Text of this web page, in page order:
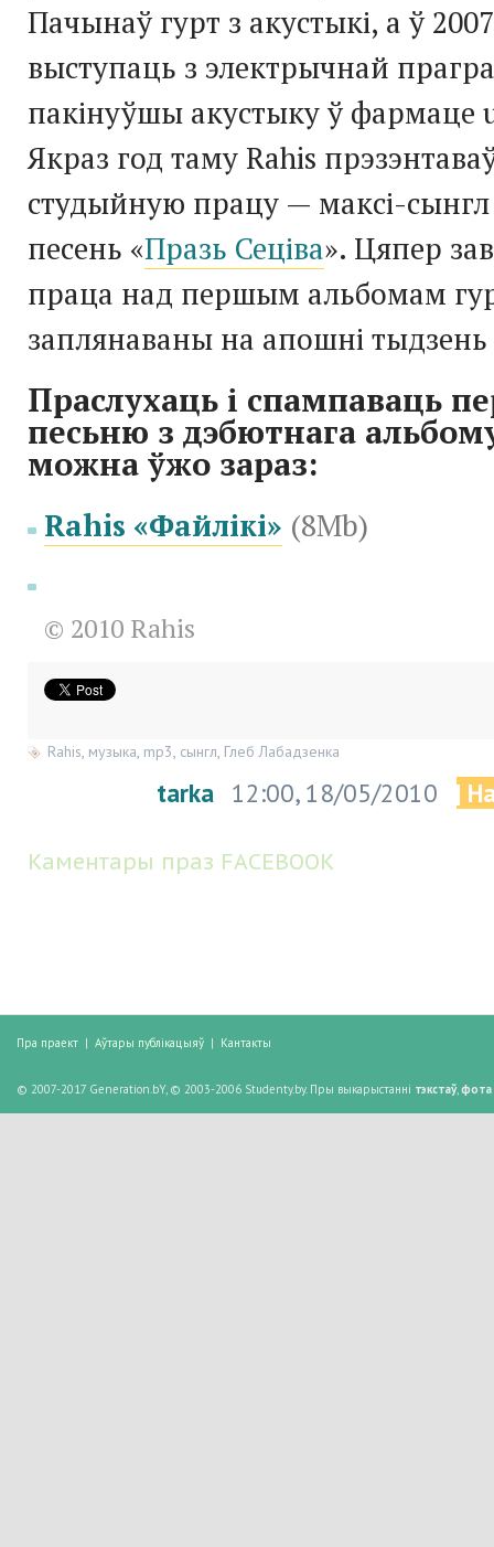
Пачынаў гурт з акустыкі, а ў
выступаць з электрычнай
пакінуўшы акустыку ў фармаце
Якраз год таму Rahis
студыйную працу — максі-сынгл
песень «Празь Сеціва». Цяпер
праца над першым альбомам
заплянаваны на апошні
Праслухаць і спампаваць
песьню з дэбютнага
можна ўжо зараз:
Rahis «Файлікі» (8Mb)
© 2010 Rahis
Rahis музыка mp3 сынгл Глеб Лабадзенка
tarka 12:00, 18/05/2010 |
Каментары праз FACEBOOK
Пра праект | Аўтары публікацыяў | Кантакты
© 2007-2017 Generation.bY, © 2003-2006 Studenty.by. Пры выкарыстанні тэкстаў, фота